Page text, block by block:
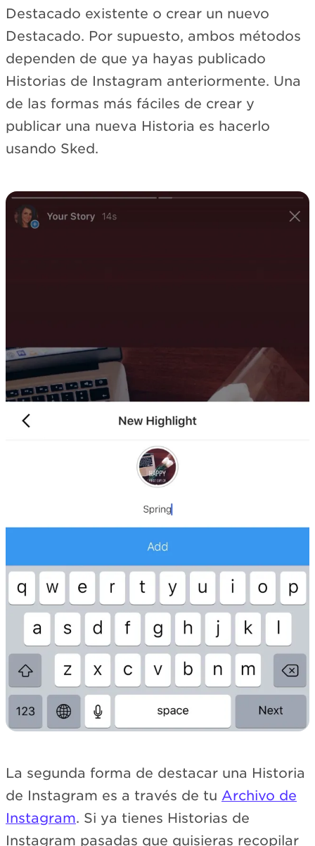
Destacado existente o crear un nuevo
Destacado. Por supuesto, ambos métodos
dependen de que ya hayas publicado
Historias de Instagram anteriormente. Una
de las formas más fáciles de crear y
publicar una nueva Historia es hacerlo
usando Sked.
La segunda forma de destacar una Historia
de Instagram es a través de tu Archivo de
Instagram. Si ya tienes Historias de
Instagram pasadas que quisieras recopilar